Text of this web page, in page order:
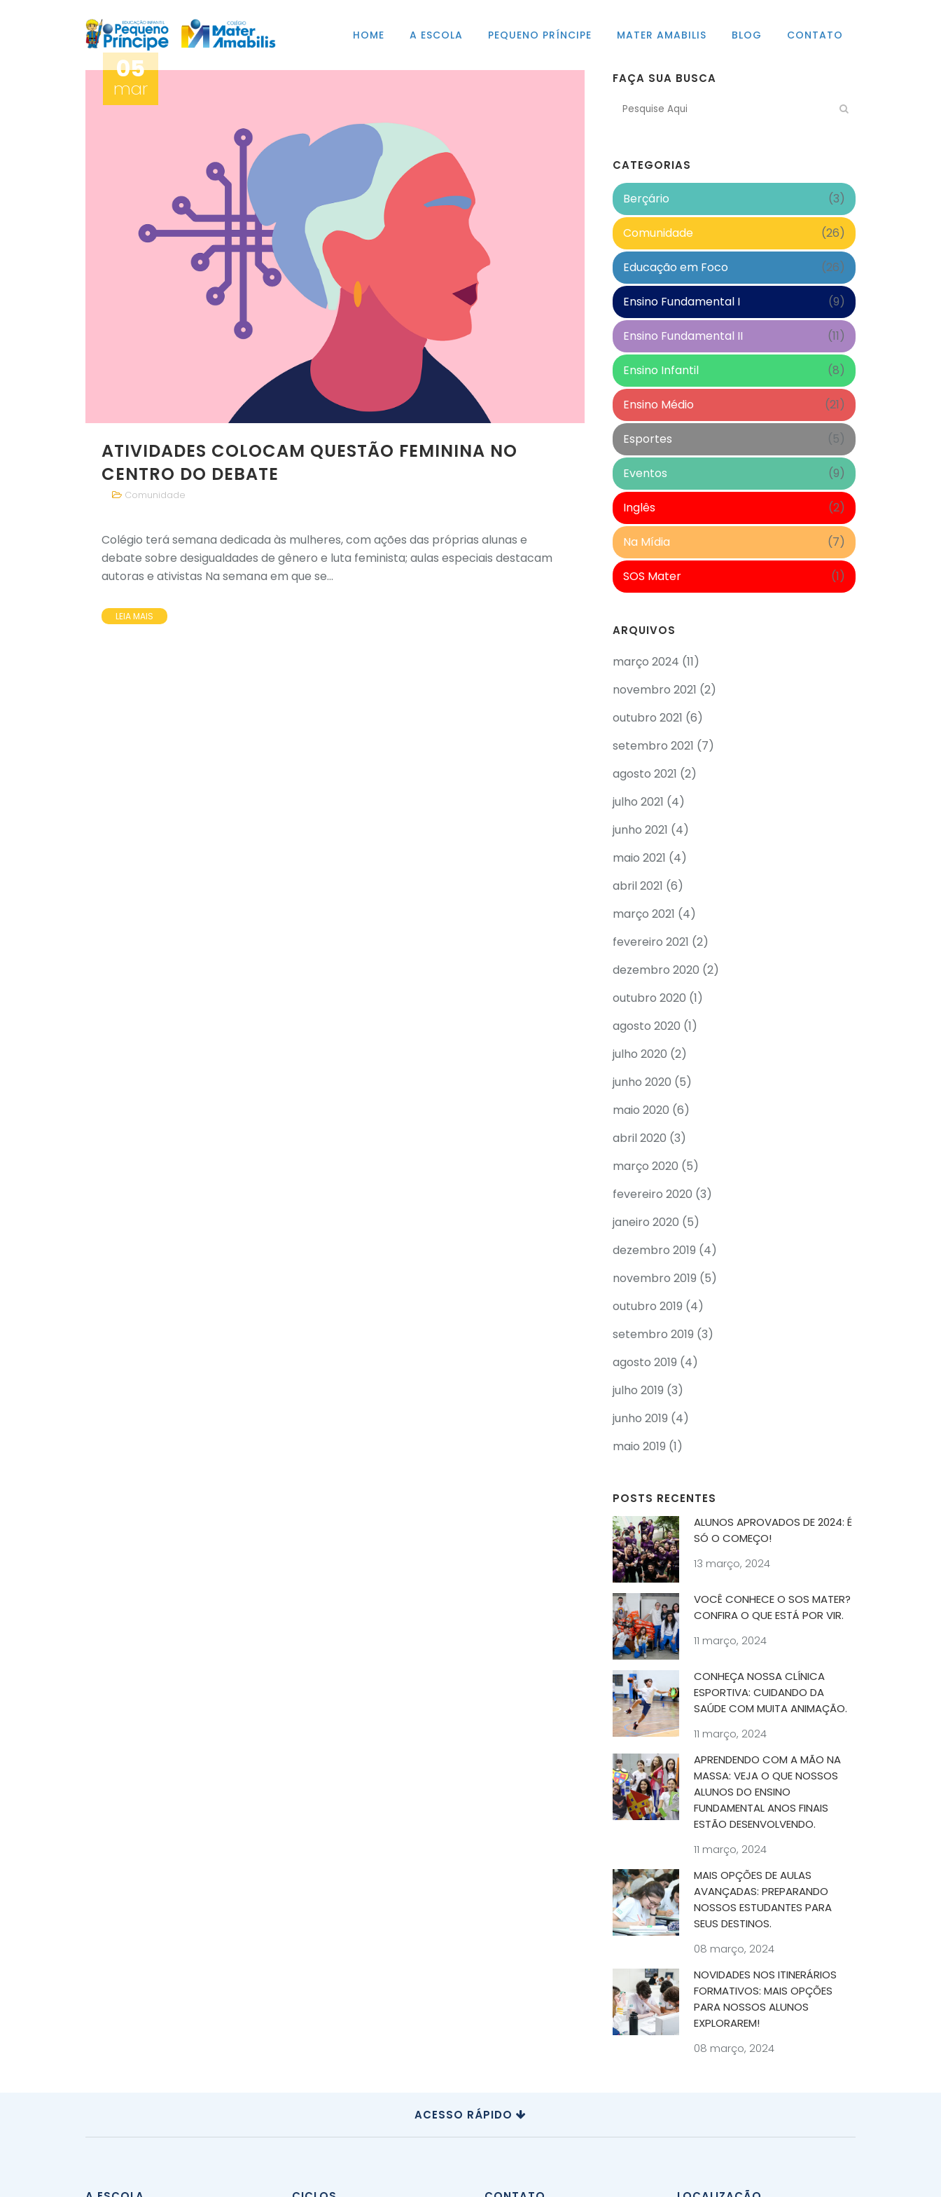
HOME A ESCOLA PEQUENO PRÍNCIPE MATER AMABILIS BLOG CONTATO
05
mar
ATIVIDADES COLOCAM QUESTÃO FEMININA NO
CENTRO DO DEBATE
Comunidade
Colégio terá semana dedicada às mulheres, com ações das próprias alunas e
debate sobre desigualdades de gênero e luta feminista; aulas especiais destacam
autoras e ativistas Na semana em que se...
LEIA MAIS
FAÇA SUA BUSCA
CATEGORIAS
Berçário (3)
Comunidade (26)
Educação em Foco (26)
Ensino Fundamental I (9)
Ensino Fundamental II (11)
Ensino Infantil (8)
Ensino Médio (21)
Esportes (5)
Eventos (9)
Inglês (2)
Na Mídia (7)
SOS Mater (1)
ARQUIVOS
março 2024 (11)
novembro 2021 (2)
outubro 2021 (6)
setembro 2021 (7)
agosto 2021 (2)
julho 2021 (4)
junho 2021 (4)
maio 2021 (4)
abril 2021 (6)
março 2021 (4)
fevereiro 2021 (2)
dezembro 2020 (2)
outubro 2020 (1)
agosto 2020 (1)
julho 2020 (2)
junho 2020 (5)
maio 2020 (6)
abril 2020 (3)
março 2020 (5)
fevereiro 2020 (3)
janeiro 2020 (5)
dezembro 2019 (4)
novembro 2019 (5)
outubro 2019 (4)
setembro 2019 (3)
agosto 2019 (4)
julho 2019 (3)
junho 2019 (4)
maio 2019 (1)
POSTS RECENTES
ALUNOS APROVADOS DE 2024: É
SÓ O COMEÇO!
13 março, 2024
VOCÊ CONHECE O SOS MATER?
CONFIRA O QUE ESTÁ POR VIR.
11 março, 2024
CONHEÇA NOSSA CLÍNICA
ESPORTIVA: CUIDANDO DA
SAÚDE COM MUITA ANIMAÇÃO.
11 março, 2024
APRENDENDO COM A MÃO NA
MASSA: VEJA O QUE NOSSOS
ALUNOS DO ENSINO
FUNDAMENTAL ANOS FINAIS
ESTÃO DESENVOLVENDO.
11 março, 2024
MAIS OPÇÕES DE AULAS
AVANÇADAS: PREPARANDO
NOSSOS ESTUDANTES PARA
SEUS DESTINOS.
08 março, 2024
NOVIDADES NOS ITINERÁRIOS
FORMATIVOS: MAIS OPÇÕES
PARA NOSSOS ALUNOS
EXPLORAREM!
08 março, 2024
ACESSO RÁPIDO